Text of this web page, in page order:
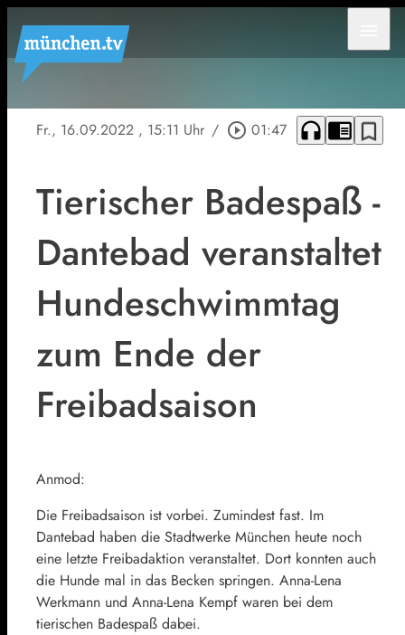
Fr., 16.09.2022 , 15:11 Uhr / play_circle_outline 01:47 headphones chrome_reader_mode bookmark_border
Tierischer Badespaß -
Dantebad veranstaltet
Hundeschwimmtag
zum Ende der
Freibadsaison
Anmod:
Die Freibadsaison ist vorbei. Zumindest fast. Im
Dantebad haben die Stadtwerke München heute noch
eine letzte Freibadaktion veranstaltet. Dort konnten auch
die Hunde mal in das Becken springen. Anna-Lena
Werkmann und Anna-Lena Kempf waren bei dem
tierischen Badespaß dabei.